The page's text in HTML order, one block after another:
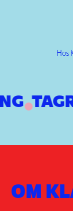
Hos
OM